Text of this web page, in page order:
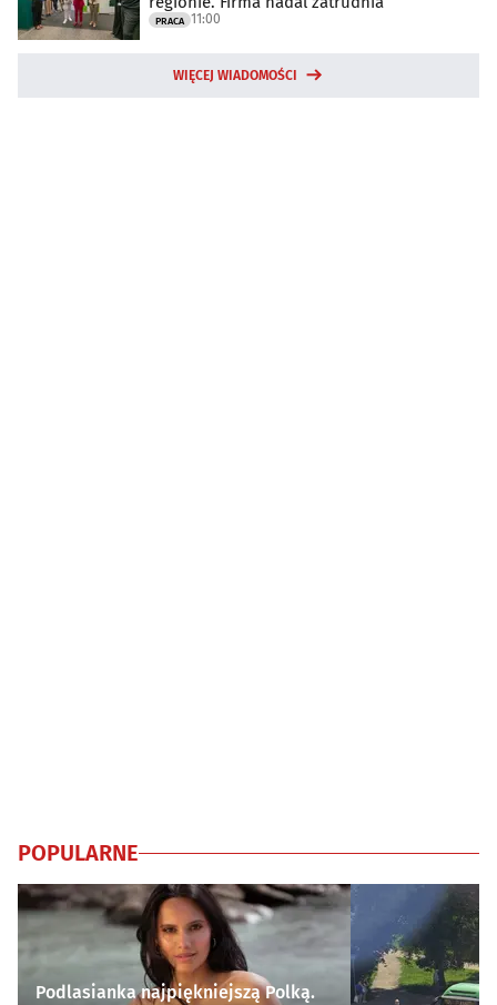
PRACA 11:00
WIĘCEJ WIADOMOŚCI
POPULARNE
Podlasianka najpiękniejszą Polką.